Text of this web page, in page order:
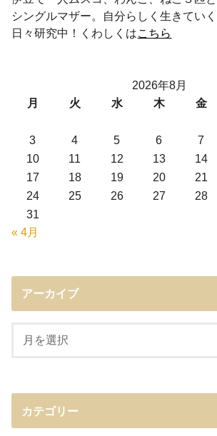
シングルマザー。自分らしく生きてい
日々研究中！くわしくはこちら
2026年8月
月
火 水 木 金
3
4 5 6 7
10
11 12 13 14
17
18 19 20 21
24
25 26 27 28
31
« 4月
アーカイブ
カテゴリー